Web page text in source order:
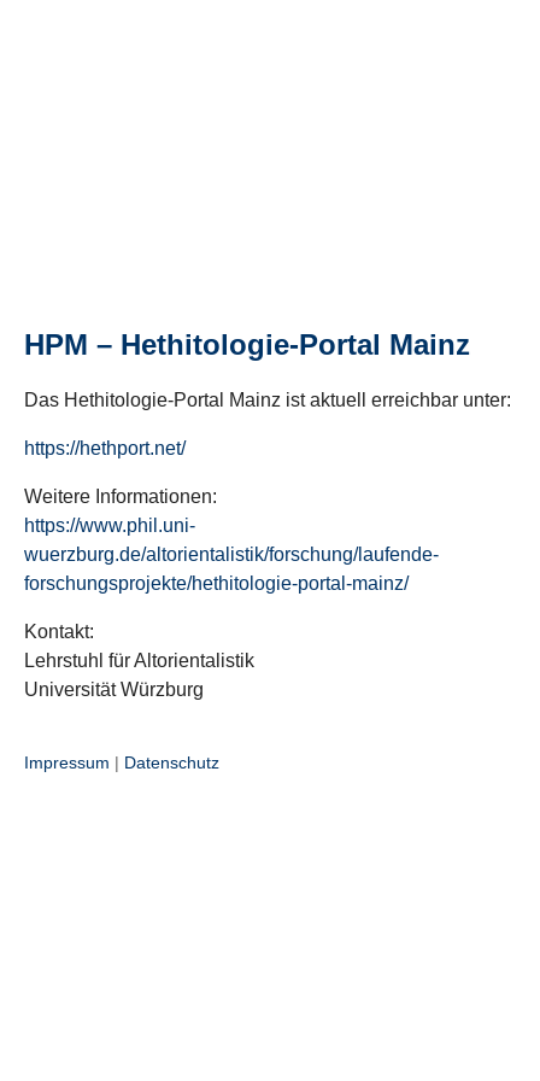
HPM – Hethitologie-Portal Mainz
Das Hethitologie-Portal Mainz ist aktuell erreichbar unter:
https://hethport.net/
Weitere Informationen:
https://www.phil.uni-
wuerzburg.de/altorientalistik/forschung/laufende-
forschungsprojekte/hethitologie-portal-mainz/
Kontakt:
Lehrstuhl für Altorientalistik
Universität Würzburg
Impressum | Datenschutz